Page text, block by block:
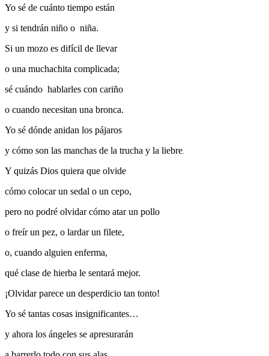
Yo sé de cuánto tiempo están
y si tendrán niño o niña.
Si un mozo es difícil de llevar
o una muchachita complicada;
sé cuándo hablarles con cariño
o cuando necesitan una bronca.
Yo sé dónde anidan los pájaros
y cómo son las manchas de la trucha y la liebre.
Y quizás Dios quiera que olvide
cómo colocar un sedal o un cepo,
pero no podré olvidar cómo atar un pollo
o freír un pez, o lardar un filete,
o, cuando alguien enferma,
qué clase de hierba le sentará mejor.
¡Olvidar parece un desperdicio tan tonto!
Yo sé tantas cosas insignificantes…
y ahora los ángeles se apresurarán